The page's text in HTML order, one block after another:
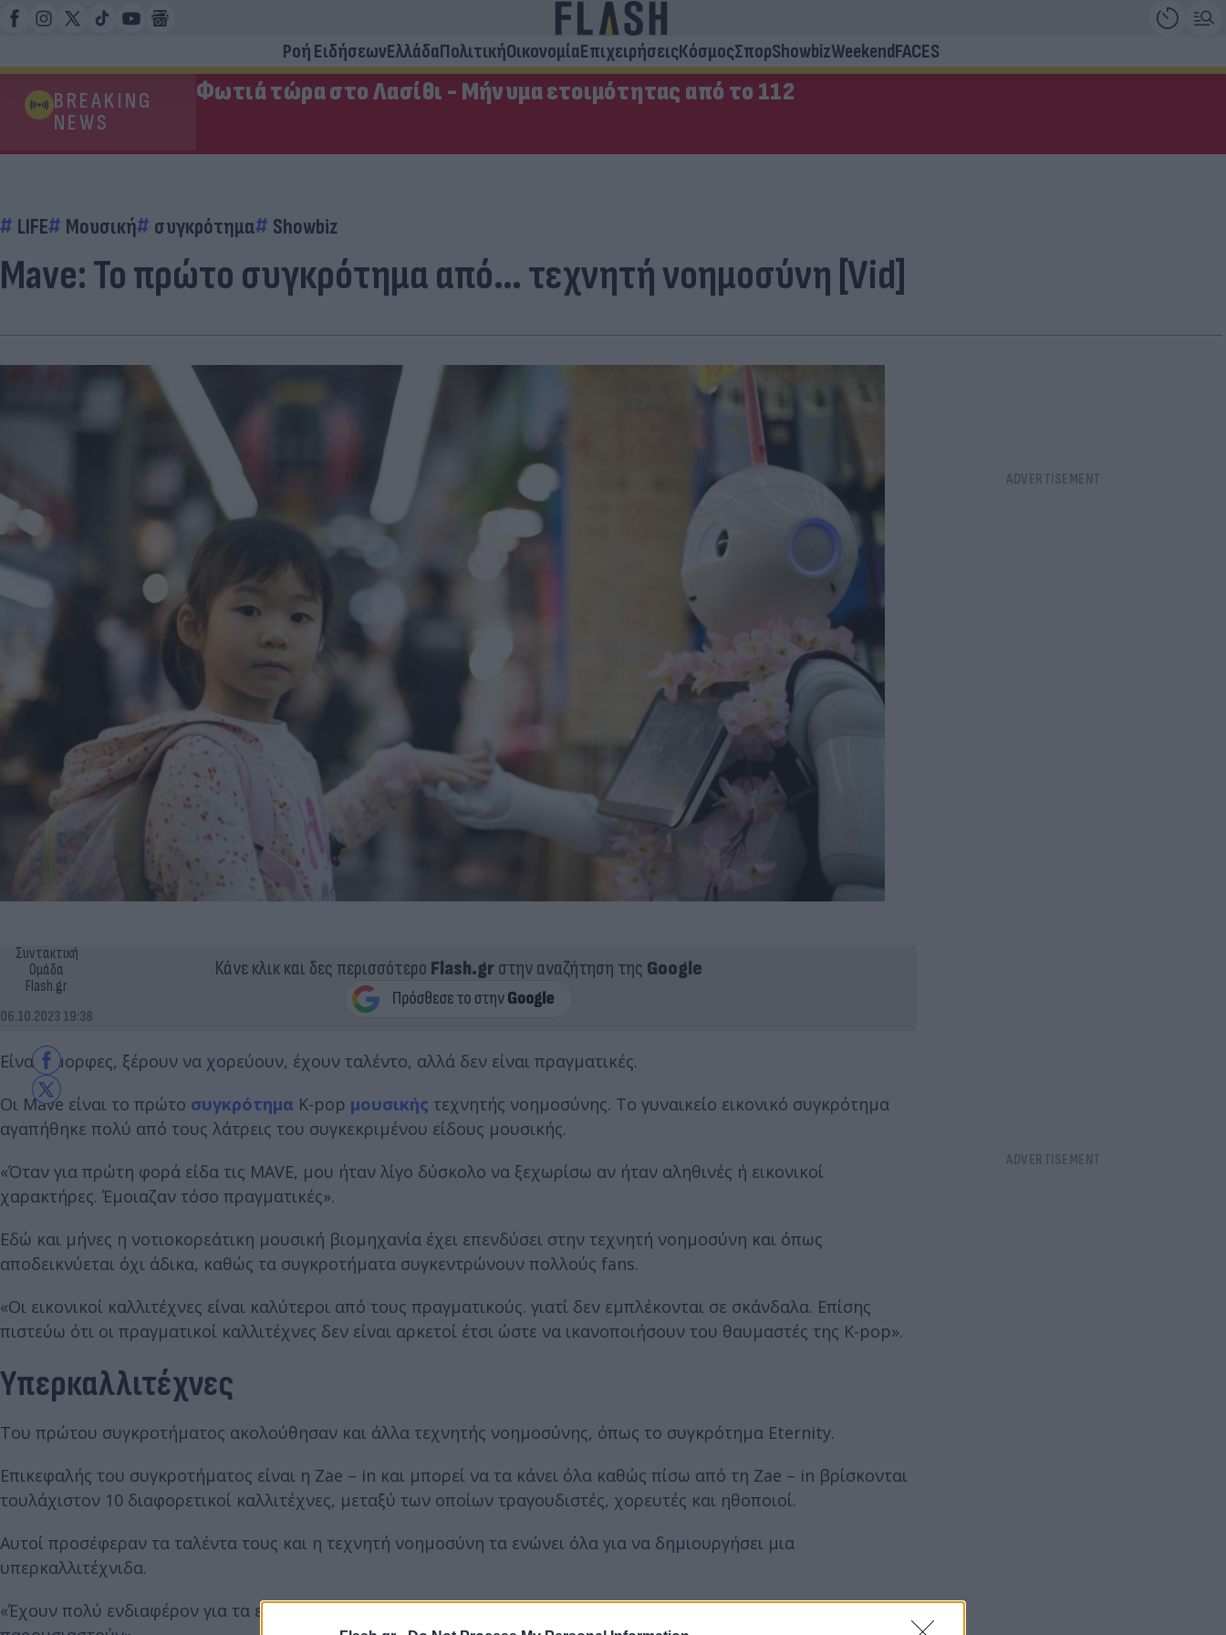
Ροή ΕιδήσεωνΕλλάδαΠολιτικήΟικονομίαΕπιχειρήσειςΚόσμοςΣπορShowbizWeekendFACES
BREAKING
NEWS
Φωτιά τώρα στο Λασίθι - Μήνυμα ετοιμότητας από το 112
LIFE Μουσική συγκρότημα Showbiz
Mave: Το πρώτο συγκρότημα από… τεχνητή νοημοσύνη [Vid]
Συντακτική
Ομάδα
Flash.gr
06.10.2023 19:38
Κάνε κλικ και δες περισσότερο Flash.grστην αναζήτηση της Google
Είναι όμορφες, ξέρουν να χορεύουν, έχουν ταλέντο, αλλά δεν είναι πραγματικές.
Οι Mave είναι το πρώτο συγκρότημα K-pop μουσικής τεχνητής νοημοσύνης. Το γυναικείο εικονικό συγκρότημα
αγαπήθηκε πολύ από τους λάτρεις του συγκεκριμένου είδους μουσικής.
«Όταν για πρώτη φορά είδα τις MAVE, μου ήταν λίγο δύσκολο να ξεχωρίσω αν ήταν αληθινές ή εικονικοί
χαρακτήρες. Έμοιαζαν τόσο πραγματικές».
Εδώ και μήνες η νοτιοκορεάτικη μουσική βιομηχανία έχει επενδύσει στην τεχνητή νοημοσύνη και όπως
αποδεικνύεται όχι άδικα, καθώς τα συγκροτήματα συγκεντρώνουν πολλούς fans.
«Οι εικονικοί καλλιτέχνες είναι καλύτεροι από τους πραγματικούς. γιατί δεν εμπλέκονται σε σκάνδαλα. Επίσης
πιστεύω ότι οι πραγματικοί καλλιτέχνες δεν είναι αρκετοί έτσι ώστε να ικανοποιήσουν του θαυμαστές της K-pop».
Υπερκαλλιτέχνες
Του πρώτου συγκροτήματος ακολούθησαν και άλλα τεχνητής νοημοσύνης, όπως το συγκρότημα Eternity.
Επικεφαλής του συγκροτήματος είναι η Zae – in και μπορεί να τα κάνει όλα καθώς πίσω από τη Zae – in βρίσκονται
τουλάχιστον 10 διαφορετικοί καλλιτέχνες, μεταξύ των οποίων τραγουδιστές, χορευτές και ηθοποιοί.
Αυτοί προσέφεραν τα ταλέντα τους και η τεχνητή νοημοσύνη τα ενώνει όλα για να δημιουργήσει μια
υπερκαλλιτέχνιδα.
«Έχουν πολύ ενδιαφέρον για τα εικονικά είδωλα και έχουν προσδοκίες για τα τραγούδια και τις εμφανίσεις που θα